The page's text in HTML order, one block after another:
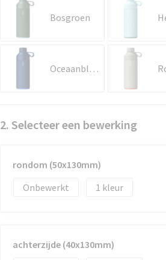
Bosgroen
Oceaanblauw
2. Selecteer een bewerking
rondom (50x130mm)
Onbewerkt
1
achterzijde (40x130mm)